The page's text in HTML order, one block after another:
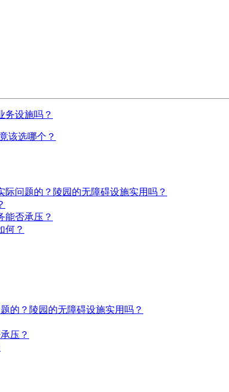
务设施吗？
该选哪个？
问题的？陵园的无障碍设施实用吗？
能否承压？
何？
的？陵园的无障碍设施实用吗？
压？